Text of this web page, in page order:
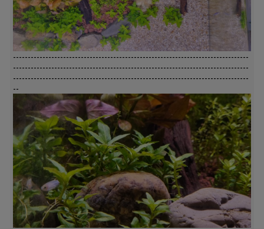
--------------------------------------------------------------------------------
--------------------------------------------------------------------------------
--------------------------------------------------------------------------------
--